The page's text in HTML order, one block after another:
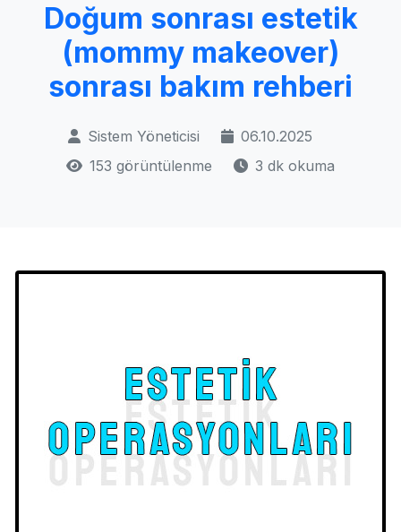
Doğum sonrası estetik
(mommy makeover)
sonrası bakım rehberi
Sistem Yöneticisi
06.10.2025
153 görüntülenme
3 dk okuma